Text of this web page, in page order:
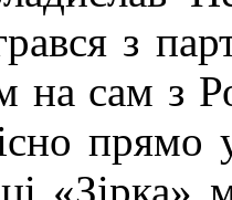
з
на сам з
прямо
«Зірка»